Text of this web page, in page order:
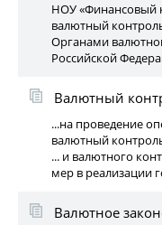
НОУ «Финансовый
валютный
Органами
Российской
Валютный
...на проведение
валютный
... и валютного
мер в реализации
Валютное